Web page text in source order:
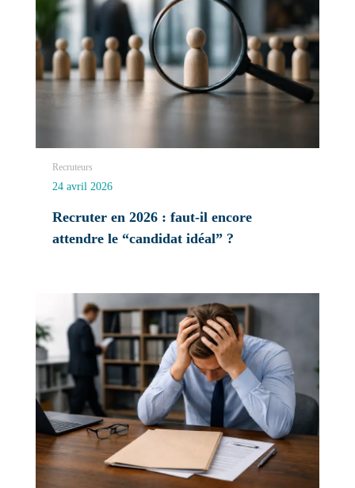
Recruteurs
24 avril 2026
Recruter en 2026 : faut-il encore
attendre le “candidat idéal” ?